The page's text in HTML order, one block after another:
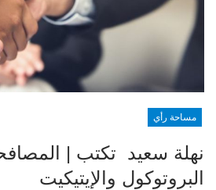
مساحة رأي
نهلة سعيد تكتب |
البروتوكول والإيتيكيت